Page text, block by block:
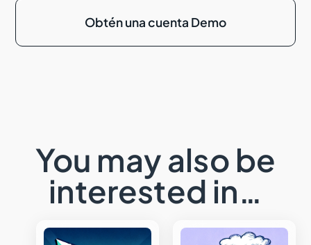
Obtén una cuenta Demo
You may also be
interested in…